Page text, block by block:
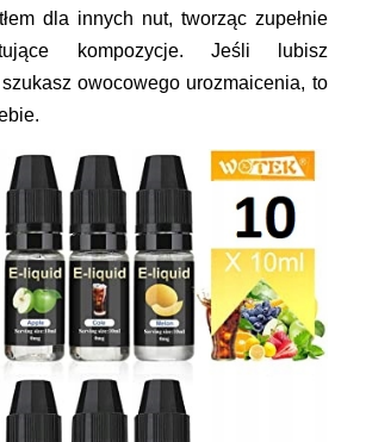
dla innych nut, tworząc zupełnie
kompozycje. Jeśli lubisz
owocowego urozmaicenia, to